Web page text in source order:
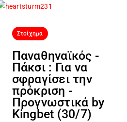
Στοίχημα
Παναθηναϊκός -
Πάκσι : Για να
σφραγίσει την
πρόκριση -
Προγνωστικά by
Kingbet (30/7)